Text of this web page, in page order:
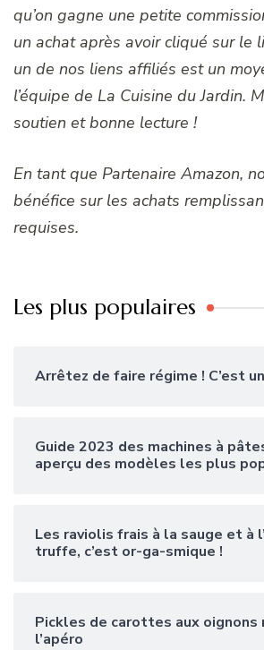
qu’on gagne une petite
un achat après avoir cliqué sur le
un de nos liens affiliés est un
l’équipe de La Cuisine du Jardin.
soutien et bonne lecture !
En tant que Partenaire Amazon,
bénéfice sur les achats
requises.
Les plus populaires
Arrêtez de faire régime ! C’est
Guide 2023 des machines à
aperçu des modèles les plus
Les raviolis frais à la sauge et à
truffe, c’est or-ga-smique !
Pickles de carottes aux oignons
l’apéro